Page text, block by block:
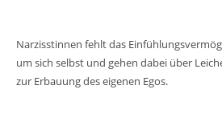
Narzisstinnen fehlt das
um sich selbst und gehen dabei über
zur Erbauung des eigenen Egos.